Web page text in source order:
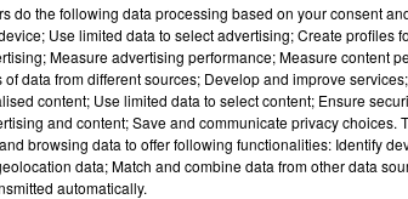
do the following data processing based on your consent
Use limited data to select advertising; Create profiles
Measure advertising performance; Measure content
data from different sources; Develop and improve
content; Use limited data to select content; Ensure
and content; Save and communicate privacy choices.
browsing data to offer following functionalities: Identify
data; Match and combine data from other data
automatically.